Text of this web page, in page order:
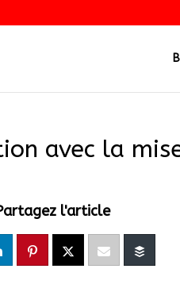
avec la
l'article